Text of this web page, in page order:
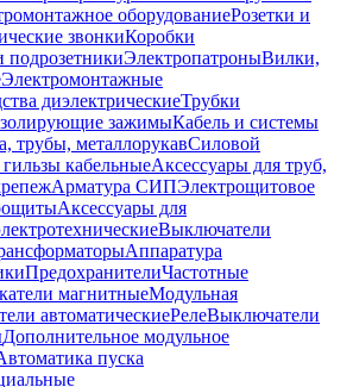
оборудованиеРозетки и
звонкиКоробки
подрозетникиЭлектропатроныВилки,
Электромонтажные
диэлектрическиеТрубки
зажимыКабель и системы
трубы, металлорукавСиловой
кабельныеАксессуары для труб,
Арматура СИПЭлектрощитовое
Аксессуары для
Выключатели
Аппаратура
ПредохранителиЧастотные
магнитныеМодульная
автоматическиеРелеВыключатели
Дополнительное модульное
пуска